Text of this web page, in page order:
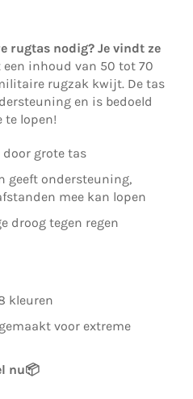
rugtas nodig? Je vindt ze
een inhoud van 50 tot 70
rugzak kwijt. De tas
en is bedoeld
te lopen!
door grote tas
geeft ondersteuning,
mee kan lopen
droog tegen regen
kleuren
voor extreme
nu📦